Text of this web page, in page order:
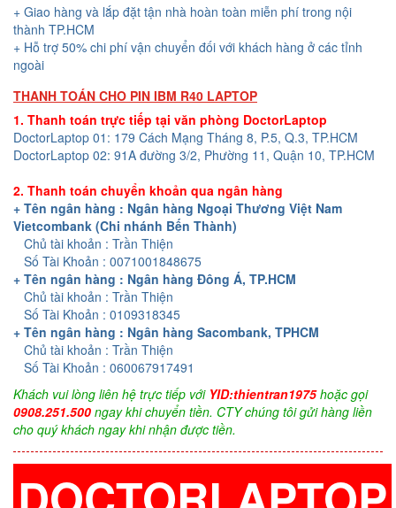
+ Giao hàng và lắp đặt tận nhà hoàn toàn miễn phí trong nội
thành TP.HCM
+ Hỗ trợ 50% chi phí vận chuyển đối với khách hàng ở các tỉnh
ngoài
THANH TOÁN CHO PIN IBM R40 LAPTOP
1. Thanh toán trực tiếp tại văn phòng DoctorLaptop
DoctorLaptop 01: 179 Cách Mạng Tháng 8, P.5, Q.3, TP.HCM
DoctorLaptop 02: 91A đường 3/2, Phường 11, Quận 10, TP.HCM
2. Thanh toán chuyển khoản qua ngân hàng
+ Tên ngân hàng : Ngân hàng Ngoại Thương Việt Nam
Vietcombank (Chi nhánh Bến Thành)
Chủ tài khoản : Trần Thiện
Số Tài Khoản : 0071001848675
+ Tên ngân hàng : Ngân hàng Đông Á, TP.HCM
Chủ tài khoản : Trần Thiện
Số Tài Khoản : 0109318345
+ Tên ngân hàng : Ngân hàng Sacombank, TPHCM
Chủ tài khoản : Trần Thiện
Số Tài Khoản : 060067917491
Khách vui lòng liên hệ trực tiếp với YID:thientran1975hoặc gọi
0908.251.500 ngay khi chuyển tiền. CTY chúng tôi gửi hàng liền
cho quý khách ngay khi nhận được tiền.